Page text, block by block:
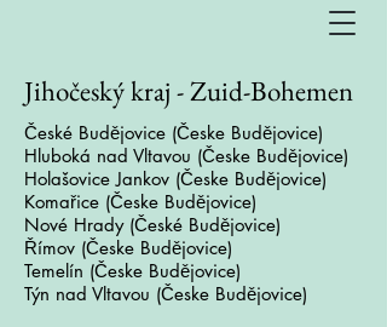
Jihočeský kraj - Zuid-Bohemen
České Budějovice (Česke Budějovice)
Hluboká nad Vltavou (Česke Budějovice)
Holašovice Jankov (Česke Budějovice)
Komařice (Česke Budějovice)
Nové Hrady (České Budějovice)
Římov (Česke Budějovice)
Temelín (Česke Budějovice)
Týn nad Vltavou (Česke Budějovice)